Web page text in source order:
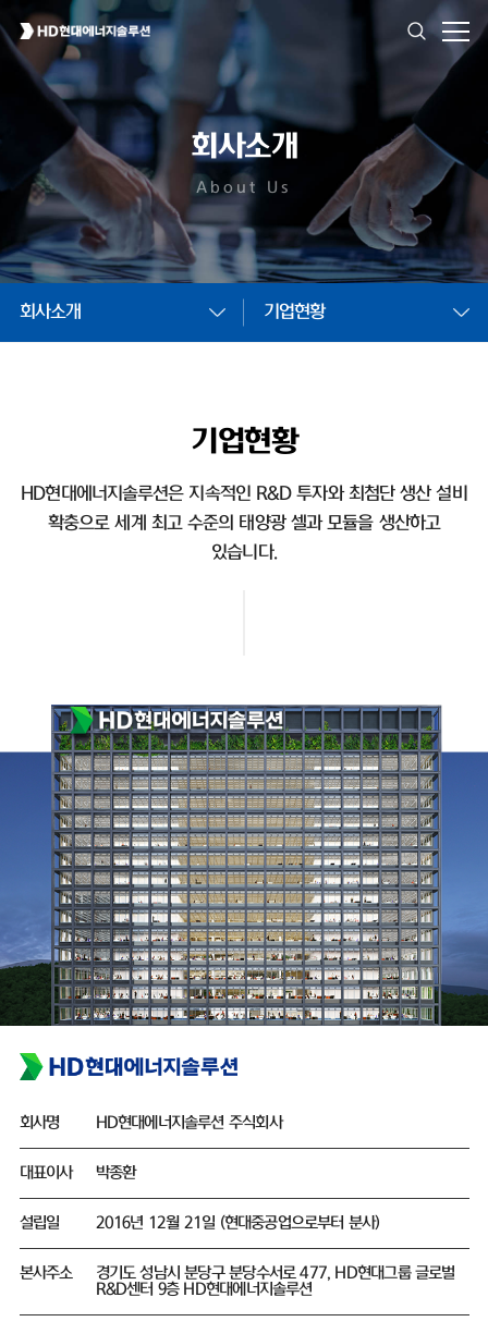
회사소개
About Us
회사소개 기업현황
기업현황
HD현대에너지솔루션은 지속적인 R&D 투자와 최첨단 생산 설비
확충으로 세계 최고 수준의 태양광 셀과 모듈을 생산하고
있습니다.
회사명 HD현대에너지솔루션 주식회사
대표이사 박종환
설립일 2016년 12월 21일 (현대중공업으로부터 분사)
본사주소
경기도 성남시 분당구 분당수서로 477, HD현대그룹 글로벌
R&D센터 9층 HD현대에너지솔루션